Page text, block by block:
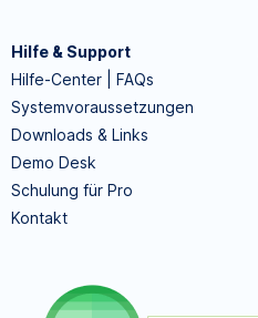
Hilfe & Support
Hilfe-Center | FAQs
Systemvoraussetzungen
Downloads & Links
Demo Desk
Schulung für Pro
Kontakt